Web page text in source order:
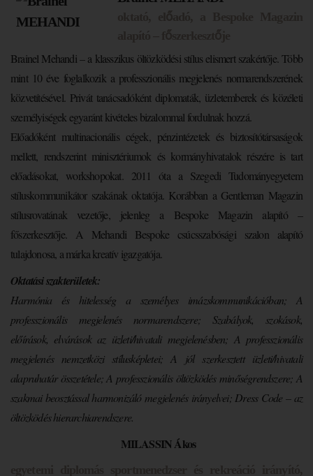
Brainel Mehandi – a klasszikus öltözködési stílus elismert szakértője. Több
mint 10 éve foglalkozik a professzionális megjelenés normarendszerének
közvetítésével. Privát tanácsadóként diplomaták, üzletemberek és közéleti
személyiségek egyaránt kivételes bizalommal fordulnak hozzá.
Előadóként multinacionális cégek, pénzintézetek és biztosítótársaságok
mellett, rendszerint minisztériumok és kormányhivatalok részére is tart
előadásokat, workshopokat. 2011 óta a Szegedi Tudományegyetem
stíluskommunikátor szakának oktatója. Korábban a Gentleman Magazin
stílusrovatának vezetője, jelenleg a Bespoke Magazin alapító –
főszerkesztője. A Mehandi Bespoke csúcsszabósági szalon alapító
tulajdonosa, a márka kreatív igazgatója.
Oktatási szakterületek:
Harmónia és hitelesség a személyes imázskommunikációban; A
professzionális megjelenés normarendszere; Szabályok, szokások,
előírások, elvárások az üzleti/hivatali megjelenésben; A professzionális
megjelenés nemzetközi stílusképletei; A jól szerkesztett üzleti/hivatali
alapruhatár összetétele; A professzionális öltözködés minőségrendszere; A
szakmai beosztással harmonizáló megjelenés irányelvei; Dress Code – az
öltözködés hierarchiarendszere.
MILASSIN Ákos